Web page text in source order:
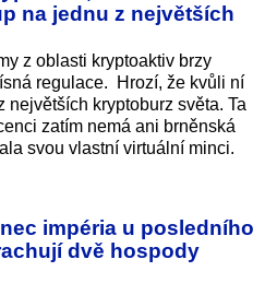
na jednu z největších
z oblasti kryptoaktiv brzy
regulace. Hrozí, že kvůli ní
největších kryptoburz světa. Ta
zatím nemá ani brněnská
svou vlastní virtuální minci.
impéria u posledního
dvě hospody